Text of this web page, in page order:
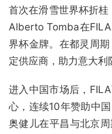
首次在滑雪世界杯折
Alberto Tomba在
界杯金牌。在都灵周
定供应商，助力意大利
进入中国市场后，
心，连续10年赞助中
奥健儿在平昌与北京